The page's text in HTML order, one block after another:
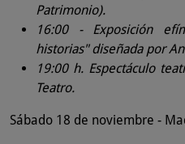
Patrimonio).
16:00 - Exposición
historias" diseñada por
19:00 h. Espectáculo
Teatro.
Sábado 18 de noviembre -